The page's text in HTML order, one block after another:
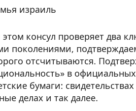
консул проверяет два
поколениями,
отсчитываются.
в
бумаги:
делах и так далее.